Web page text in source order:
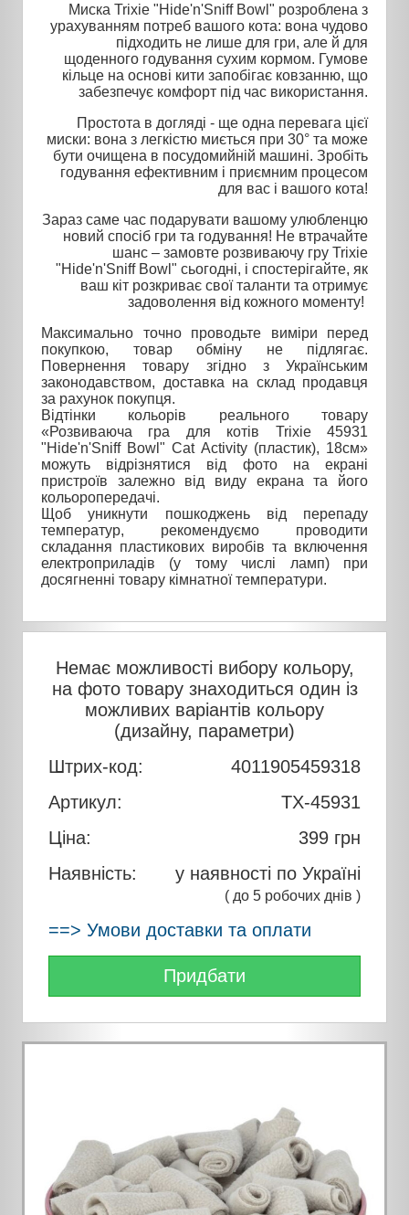
Миска Trixie "Hide'n'Sniff Bowl" розроблена з
урахуванням потреб вашого кота: вона чудово
підходить не лише для гри, але й для
щоденного годування сухим кормом. Гумове
кільце на основі кити запобігає ковзанню, що
забезпечує комфорт під час використання.
Простота в догляді - ще одна перевага цієї
миски: вона з легкістю миється при 30° та може
бути очищена в посудомийній машині. Зробіть
годування ефективним і приємним процесом
для вас і вашого кота!
Зараз саме час подарувати вашому улюбленцю
новий спосіб гри та годування! Не втрачайте
шанс – замовте розвиваючу гру Trixie
"Hide'n'Sniff Bowl" сьогодні, і спостерігайте, як
ваш кіт розкриває свої таланти та отримує
задоволення від кожного моменту!
Максимально точно проводьте виміри перед
покупкою, товар обміну не підлягає.
Повернення товару згідно з Українським
законодавством, доставка на склад продавця
за рахунок покупця.
Відтінки кольорів реального товару
«Розвиваюча гра для котів Trixie 45931
"Hide'n'Sniff Bowl" Cat Activity (пластик), 18см»
можуть відрізнятися від фото на екрані
пристроїв залежно від виду екрана та його
кольоропередачі.
Щоб уникнути пошкоджень від перепаду
температур, рекомендуємо проводити
складання пластикових виробів та включення
електроприладів (у тому числі ламп) при
досягненні товару кімнатної температури.
Немає можливості вибору кольору,
на фото товару знаходиться один із
можливих варіантів кольору
(дизайну, параметри)
Штрих-код:
4011905459318
Артикул:
TX-45931
Ціна:
399 грн
Наявність:
у наявності по Україні
( до 5 робочих днів )
==> Умови доставки та оплати
Придбати